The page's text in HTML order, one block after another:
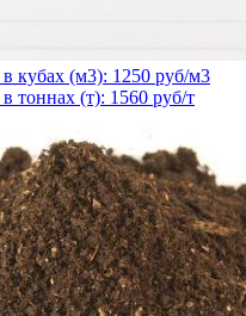
кубах (м3): 1250 руб/м3
тоннах (т): 1560 руб/т